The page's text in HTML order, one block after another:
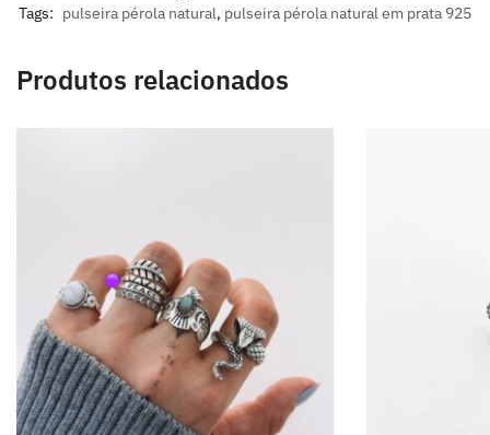
Tags: pulseira pérola natural, pulseira pérola natural em prata 925
Produtos relacionados